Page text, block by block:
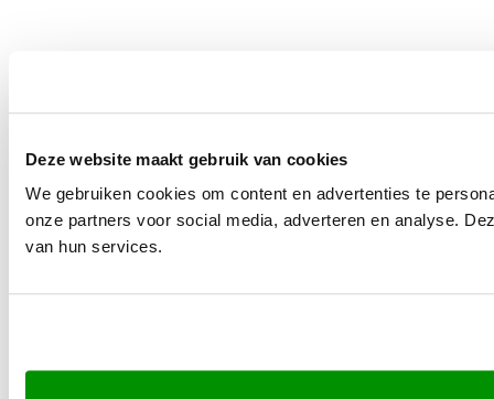
Deze website maakt gebruik van cookies
We gebruiken cookies om content en advertenties te
onze partners voor social media, adverteren en analyse.
van hun services.